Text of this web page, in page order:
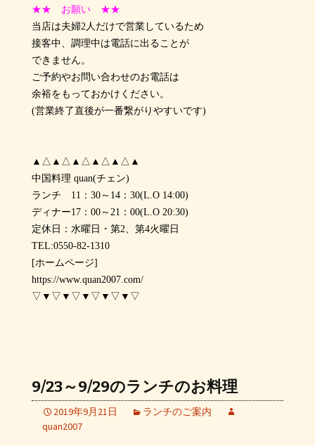
★★ お願い ★★
当店は夫婦2人だけで営業しているため
接客中、調理中は電話に出ることが
できません。
ご予約やお問い合わせのお電話は
余裕をもっておかけください。
(営業終了直後が一番繋がりやすいです)
▲△▲△▲△▲△▲△▲
中国料理 quan(チェン)
ランチ 11：30～14：30(L.O 14:00)
ディナー17：00～21：00(L.O 20:30)
定休日：水曜日・第2、第4火曜日
TEL:0550-82-1310
[ホームページ]
https://www.quan2007.com/
▽▼▽▼▽▼▽▼▽▼▽
9/23～9/29のランチのお料理
2019年9月21日
ランチのご案内
quan2007